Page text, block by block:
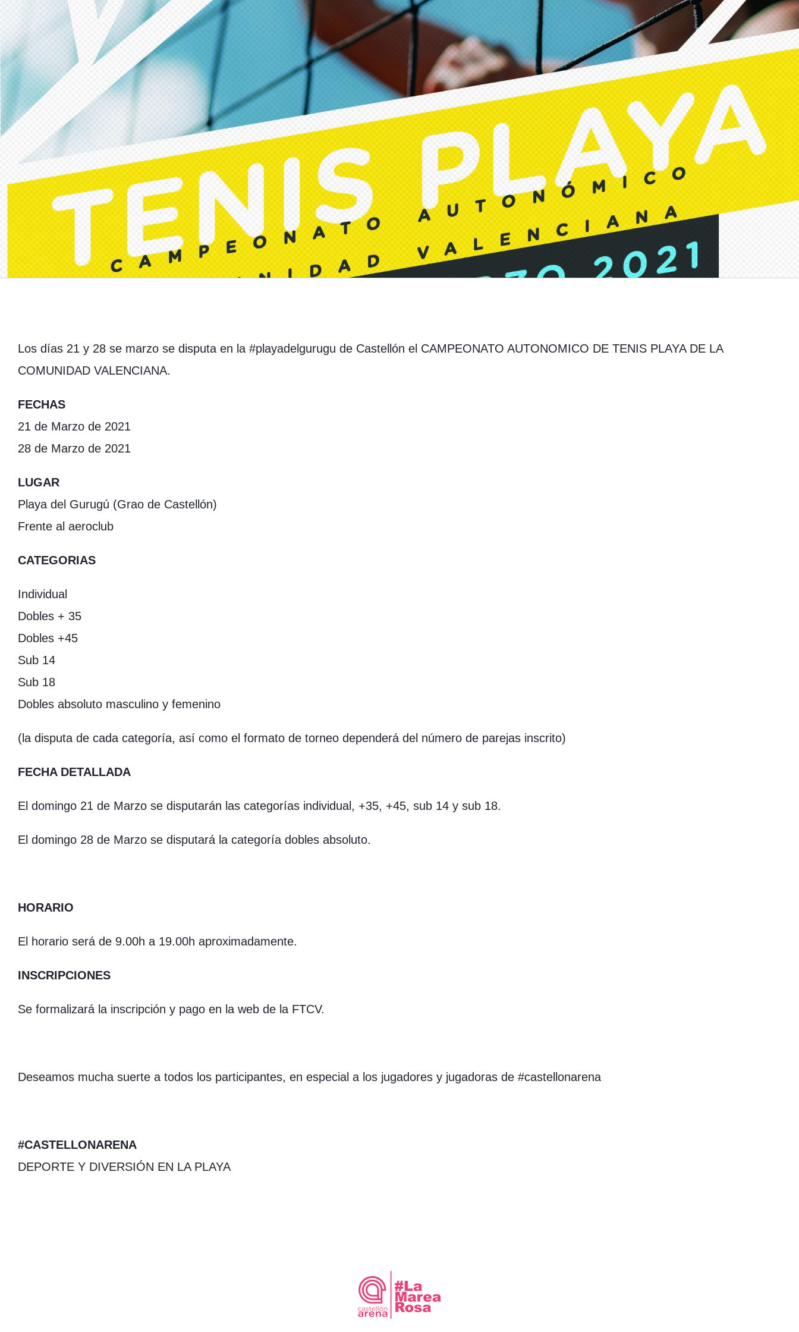
Los días 21 y 28 se marzo se disputa en la #playadelgurugu de Castellón el CAMPEONATO AUTONOMICO DE TENIS PLAYA DE LA
COMUNIDAD VALENCIANA.
FECHAS
21 de Marzo de 2021
28 de Marzo de 2021
LUGAR
Playa del Gurugú (Grao de Castellón)
Frente al aeroclub
CATEGORIAS
Individual
Dobles + 35
Dobles +45
Sub 14
Sub 18
Dobles absoluto masculino y femenino
(la disputa de cada categoría, así como el formato de torneo dependerá del número de parejas inscrito)
FECHA DETALLADA
El domingo 21 de Marzo se disputarán las categorías individual, +35, +45, sub 14 y sub 18.
El domingo 28 de Marzo se disputará la categoría dobles absoluto.
HORARIO
El horario será de 9.00h a 19.00h aproximadamente.
INSCRIPCIONES
Se formalizará la inscripción y pago en la web de la FTCV.
Deseamos mucha suerte a todos los participantes, en especial a los jugadores y jugadoras de #castellonarena
#CASTELLONARENA
DEPORTE Y DIVERSIÓN EN LA PLAYA